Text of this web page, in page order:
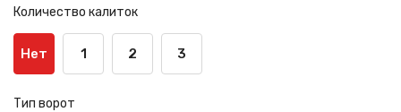
Количество калиток
Нет 1 2 3
Тип ворот